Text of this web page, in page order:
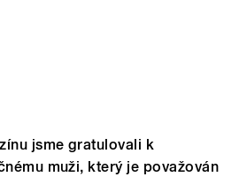
jsme gratulovali k
muži, který je považován